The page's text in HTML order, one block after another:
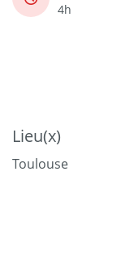
4h
Lieu(x)
Toulouse